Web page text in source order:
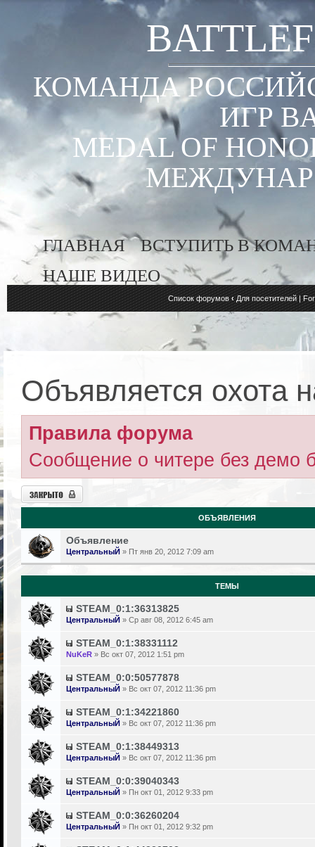
КОМАНДА
ИГР
MEDAL OF
ГЛАВНАЯ
ВСТУПИТЬ В
НАШЕ ВИДЕО
Список форумов ‹ Для посетителей |
Объявляется охота
Правила форума
Сообщение о читере без демо
Форум закрыт
ОБЪЯВЛЕНИЯ
Объявление
ЦентральныЙ » Пт янв 20, 2012 7:09 am
ТЕМЫ
STEAM_0:1:36313825
ЦентральныЙ » Ср авг 08, 2012 6:45 am
STEAM_0:1:38331112
NuKeR » Вс окт 07, 2012 1:51 pm
STEAM_0:0:50577878
ЦентральныЙ » Вс окт 07, 2012 11:36 pm
STEAM_0:1:34221860
ЦентральныЙ » Вс окт 07, 2012 11:36 pm
STEAM_0:1:38449313
ЦентральныЙ » Вс окт 07, 2012 11:36 pm
STEAM_0:0:39040343
ЦентральныЙ » Пн окт 01, 2012 9:33 pm
STEAM_0:0:36260204
ЦентральныЙ » Пн окт 01, 2012 9:32 pm